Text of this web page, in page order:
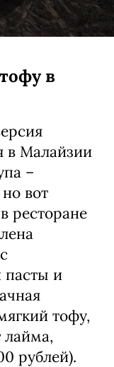
в
в Малайзии
–
вот
ресторане
пасты и
тофу,
лайма,
рублей).